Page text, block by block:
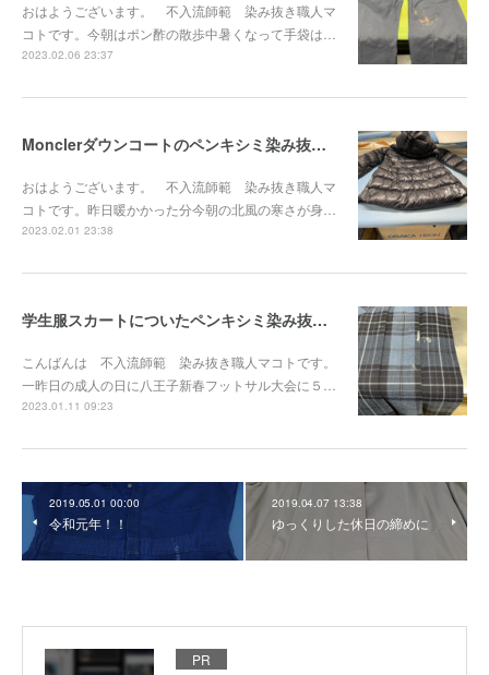
おはようございます。 不入流師範 染み抜き職人マ
コトです。今朝はポン酢の散歩中暑くなって手袋は…
2023.02.06 23:37
Monclerダウンコートのペンキシミ染み抜き事例『染み抜き屋』
おはようございます。 不入流師範 染み抜き職人マ
コトです。昨日暖かかった分今朝の北風の寒さが身…
2023.02.01 23:38
学生服スカートについたペンキシミ染み抜き事例『染み抜き屋』
こんばんは 不入流師範 染み抜き職人マコトです。
一昨日の成人の日に八王子新春フットサル大会に５…
2023.01.11 09:23
2019.05.01 00:00
令和元年！！
2019.04.07 13:38
ゆっくりした休日の締めに
PR